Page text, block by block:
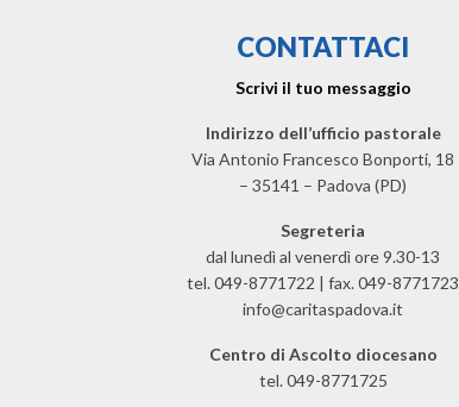
CONTATTACI
Scrivi il tuo messaggio
Indirizzo dell’ufficio pastorale
Via Antonio Francesco Bonporti, 18
– 35141 – Padova (PD)
Segreteria
dal lunedì al venerdì ore 9.30-13
tel. 049-8771722 | fax. 049-8771723
info@caritaspadova.it
Centro di Ascolto diocesano
tel. 049-8771725